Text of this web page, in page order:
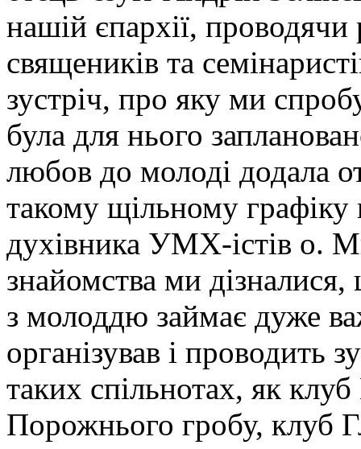
нашій єпархії, проводячи
священиків та
зустріч, про яку ми
була для нього
любов до молоді додала
такому щільному
духівника УМХ-істів о.
знайомства ми
з молоддю займає дуже
організував і проводить
таких спільнотах, як
Порожнього гробу, клуб